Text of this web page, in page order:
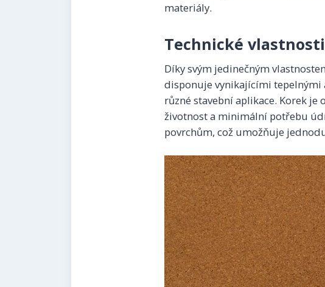
materiály.
Technické
Díky svým jedinečným
disponuje vynikajícími tepelnými
různé stavební aplikace. Korek
životnost a minimální potřebu
povrchům, což umožňuje